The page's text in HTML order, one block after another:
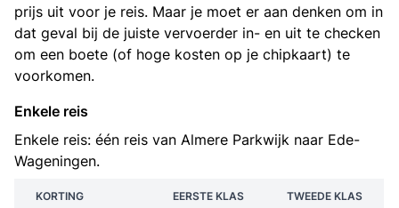
prijs uit voor je reis. Maar je moet er aan denken om in
dat geval bij de juiste vervoerder in- en uit te checken
om een boete (of hoge kosten op je chipkaart) te
voorkomen.
Enkele reis
Enkele reis: één reis van Almere Parkwijk naar Ede-
Wageningen.
KORTING EERSTE KLAS TWEEDE KLAS